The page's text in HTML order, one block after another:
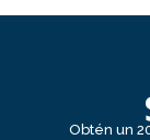
Obtén un